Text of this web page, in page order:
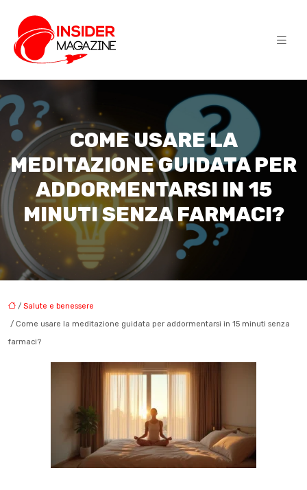
COME USARE LA
MEDITAZIONE GUIDATA PER
ADDORMENTARSI IN 15
MINUTI SENZA FARMACI?
/ Salute e benessere
/ Come usare la meditazione guidata per addormentarsi in 15 minuti senza
farmaci?